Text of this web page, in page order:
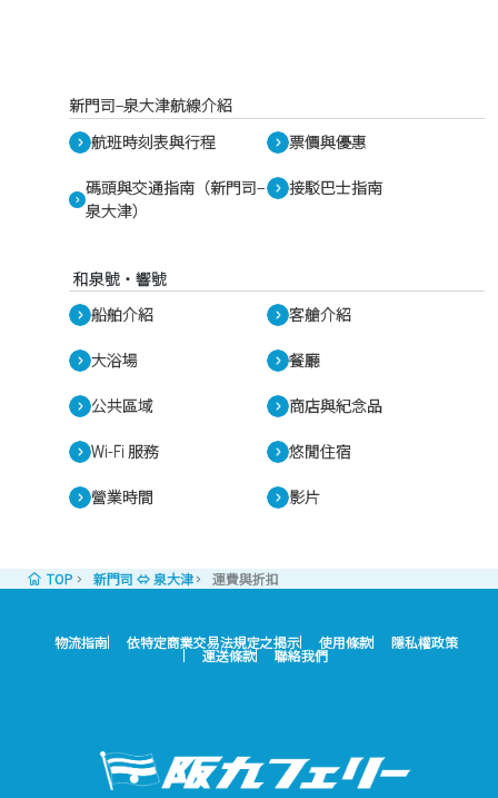
新門司–泉大津航線介紹
航班時刻表與行程
票價與優惠
碼頭與交通指南（新門司–
泉大津）
接駁巴士指南
和泉號・響號
船舶介紹
客艙介紹
大浴場 餐廳
公共區域 商店與紀念品
Wi-Fi 服務 悠閒住宿
營業時間 影片
TOP 新門司 ⇔ 泉大津 運費與折扣
物流指南 依特定商業交易法規定之揭示 使用條款 隱私權政策
運送條款 聯絡我們